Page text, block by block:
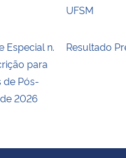
UFSM
Especial n.
para
de Pós-
2026
Resultado